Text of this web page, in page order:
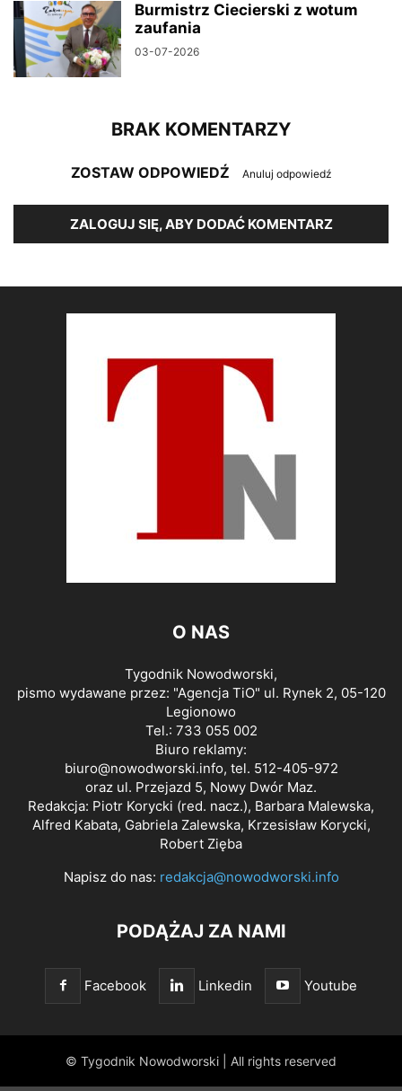
Burmistrz Ciecierski z wotum
zaufania
03-07-2026
BRAK KOMENTARZY
ZOSTAW ODPOWIEDŹ Anuluj odpowiedź
ZALOGUJ SIĘ, ABY DODAĆ KOMENTARZ
O NAS
Tygodnik Nowodworski,
pismo wydawane przez: "Agencja TiO" ul. Rynek 2, 05-120
Legionowo
Tel.: 733 055 002
Biuro reklamy:
biuro@nowodworski.info, tel. 512-405-972
oraz ul. Przejazd 5, Nowy Dwór Maz.
Redakcja: Piotr Korycki (red. nacz.), Barbara Malewska,
Alfred Kabata, Gabriela Zalewska, Krzesisław Korycki,
Robert Zięba
Napisz do nas: redakcja@nowodworski.info
PODĄŻAJ ZA NAMI
Facebook Linkedin Youtube
© Tygodnik Nowodworski | All rights reserved